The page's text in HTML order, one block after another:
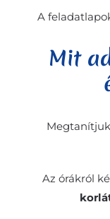
A
Mit
Az órákról